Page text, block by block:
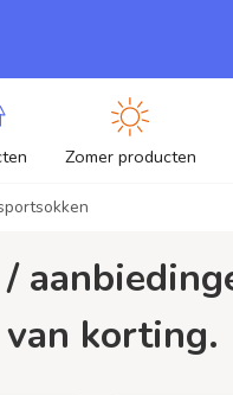
Zomer producten
korting.